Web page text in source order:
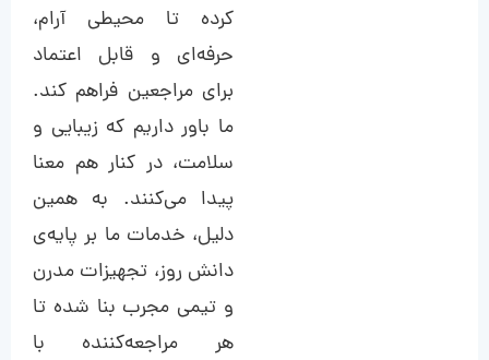
کرده تا محیطی آرام،
حرفه‌ای و قابل اعتماد
برای مراجعین فراهم کند.
ما باور داریم که زیبایی و
سلامت، در کنار هم معنا
پیدا می‌کنند. به همین
دلیل، خدمات ما بر پایه‌ی
دانش روز، تجهیزات مدرن
و تیمی مجرب بنا شده تا
هر مراجعه‌کننده با